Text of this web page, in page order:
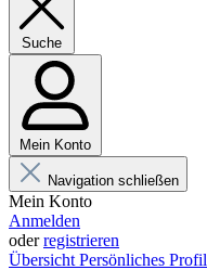
Suche
Mein Konto
Navigation schließen
Mein Konto
Anmelden
oderregistrieren
Übersicht Persönliches Profil